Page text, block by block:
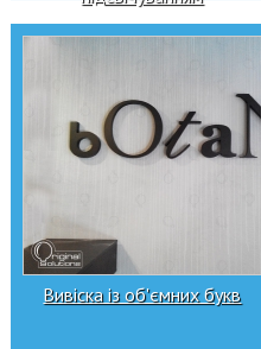
Вивіска із об'ємних букв